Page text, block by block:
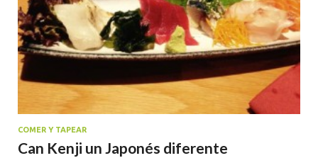
COMER Y TAPEAR
Can Kenji un Japonés diferente